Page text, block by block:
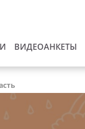
ВИДЕОАНКЕТЫ